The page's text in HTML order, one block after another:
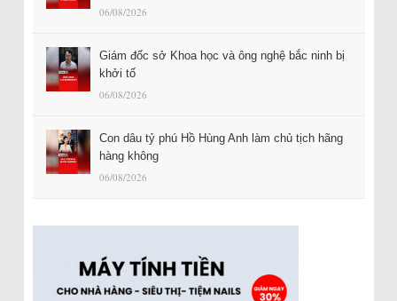
06/08/2026
Giám đốc sở Khoa học và ông nghệ bắc ninh bị
khởi tố
06/08/2026
Con dâu tỷ phú Hồ Hùng Anh làm chủ tịch hãng
hàng không
06/08/2026